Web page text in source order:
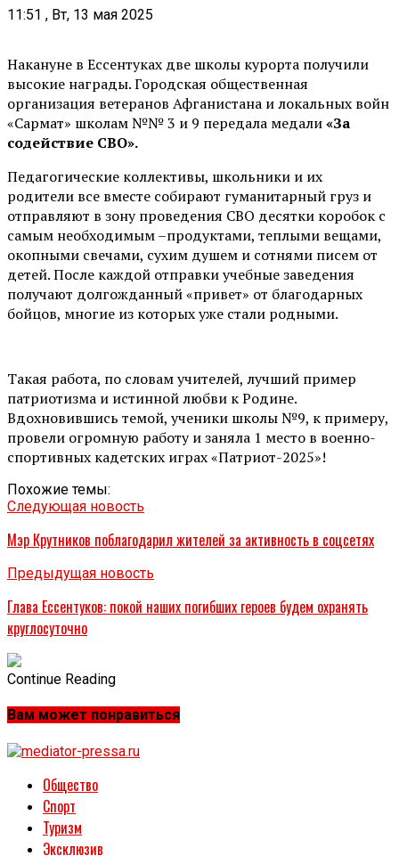
11:51 , Вт, 13 мая 2025
Накануне в Ессентуках две школы курорта получили
высокие награды. Городская общественная
организация ветеранов Афганистана и локальных войн
«Сармат» школам №№ 3 и 9 передала медали«За
содействие СВО».
Педагогические коллективы, школьники и их
родители все вместе собирают гуманитарный груз и
отправляют в зону проведения СВО десятки коробок с
самым необходимым –продуктами, теплыми вещами,
окопными свечами, сухим душем и сотнями писем от
детей. После каждой отправки учебные заведения
получают долгожданный «привет» от благодарных
бойцов, многие из которых уже стали родными.
Такая работа, по словам учителей, лучший пример
патриотизма и истинной любви к Родине.
Вдохновившись темой, ученики школы №9, к примеру,
провели огромную работу и заняла 1 место в военно-
спортивных кадетских играх «Патриот-2025»!
Похожие темы:
Следующая новость
Мэр Крутников поблагодарил жителей за активность в соцсетях
Предыдущая новость
Глава Ессентуков: покой наших погибших героев будем охранять
круглосуточно
Continue Reading
Вам может понравиться
Общество
Спорт
Туризм
Эксклюзив